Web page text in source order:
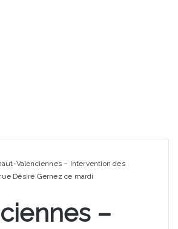
-Valenciennes – Intervention des
Désiré Gernez ce mardi
–